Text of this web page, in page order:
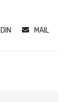
MAIL